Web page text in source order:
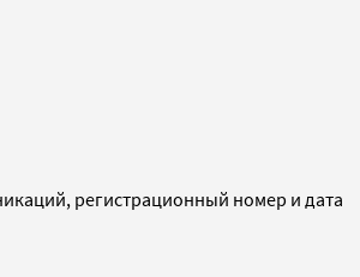
регистрационный номер и дата